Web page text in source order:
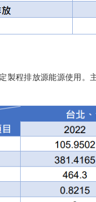
製程排放源能源使用。